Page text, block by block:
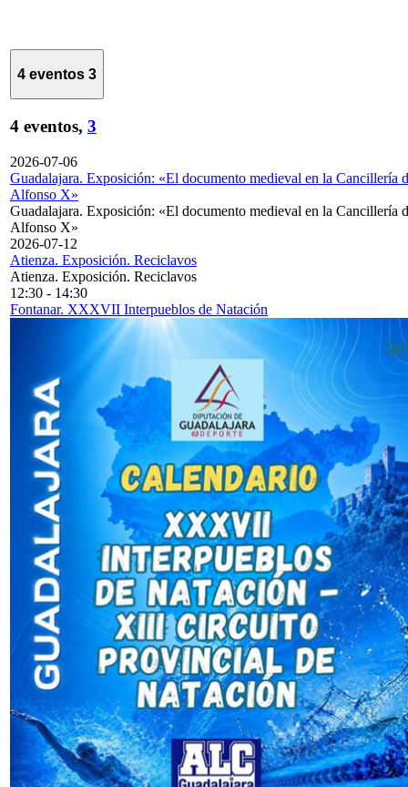
4 eventos 3
4 eventos, 3
2026-07-06
Guadalajara. Exposición: «El documento medieval en la Cancillería
Alfonso X»
Guadalajara. Exposición: «El documento medieval en la Cancillería
Alfonso X»
2026-07-12
Atienza. Exposición. Reciclavos
Atienza. Exposición. Reciclavos
12:30 - 14:30
Fontanar. XXXVII Interpueblos de Natación